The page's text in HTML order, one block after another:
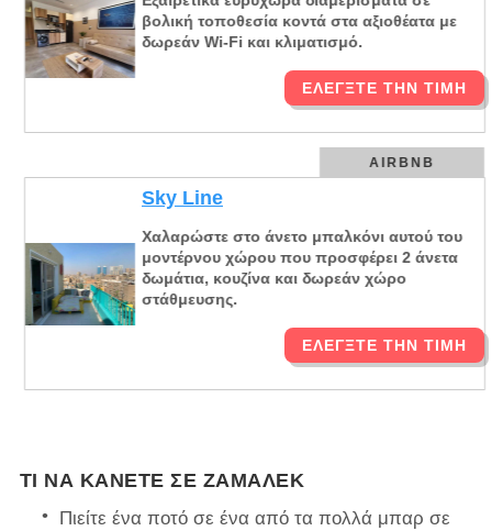
βολική τοποθεσία κοντά στα αξιοθέατα με
δωρεάν Wi-Fi και κλιματισμό.
ΕΛΈΓΞΤΕ ΤΗΝ ΤΙΜΉ
AIRBNB
Sky Line
Χαλαρώστε στο άνετο μπαλκόνι αυτού του
μοντέρνου χώρου που προσφέρει 2 άνετα
δωμάτια, κουζίνα και δωρεάν χώρο
στάθμευσης.
ΕΛΈΓΞΤΕ ΤΗΝ ΤΙΜΉ
ΤΙ ΝΑ ΚΆΝΕΤΕ ΣΕ ΖΆΜΑΛΕΚ
Πιείτε ένα ποτό σε ένα από τα πολλά μπαρ σε